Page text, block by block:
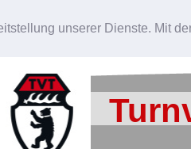
unserer Dienste. Mit
An/Abmeldung